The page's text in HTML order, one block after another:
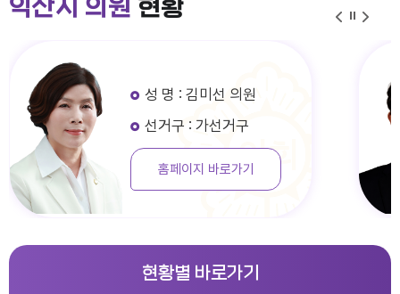
익산시 의원 현황
성 명 : 김미선 의원
선거구 : 가선거구
홈페이지 바로가기
현황별 바로가기